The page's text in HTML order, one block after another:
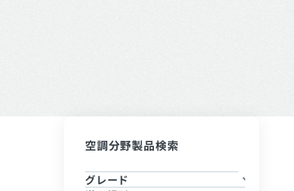
空調分野製品検索
グレード